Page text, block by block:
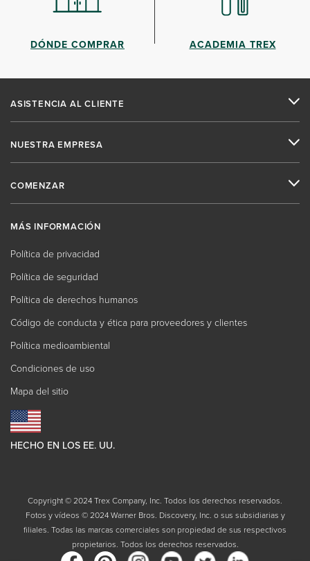
DÓNDE COMPRAR ACADEMIA TREX
ASISTENCIA AL CLIENTE
NUESTRA EMPRESA
COMENZAR
MÁS INFORMACIÓN
Política de privacidad
Política de seguridad
Política de derechos humanos
Código de conducta y ética para proveedores y clientes
Política medioambiental
Condiciones de uso
Mapa del sitio
HECHO EN LOS EE. UU.
Copyright © 2024 Trex Company, Inc. Todos los derechos reservados.
Fotos y vídeos © 2024 Warner Bros. Discovery, Inc. o sus subsidiarias y
filiales. Todas las marcas comerciales son propiedad de sus respectivos
propietarios. Todos los derechos reservados.